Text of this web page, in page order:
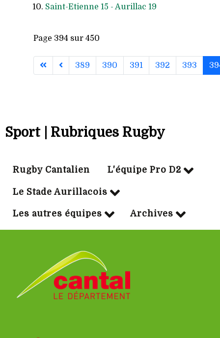
Saint-Etienne 15 - Aurillac 19
Page 394 sur 450
389 390 391 392 393
Sport | Rubriques Rugby
Rugby Cantalien L'équipe Pro D2
Le Stade Aurillacois
Les autres équipes Archives